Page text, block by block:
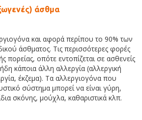
άσθμα
και αφορά περίπου το 90% των
άσθματος. Τις περισσότερες φορές
πορείας, οπότε εντοπίζεται σε ασθενείς
κάποια άλλη αλλεργία (αλλεργική
έκζεμα). Τα αλλεργιογόνα που
σύστημα μπορεί να είναι γύρη,
σκόνης, μούχλα, καθαριστικά κλπ.